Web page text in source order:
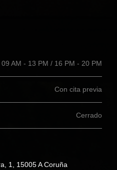
09 AM - 13 PM / 16 PM - 20 PM
Con cita previa
Cerrado
1, 15005 A Coruña